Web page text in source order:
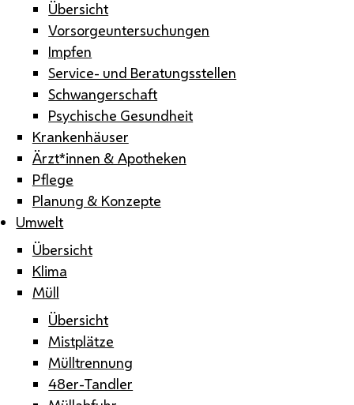
Übersicht
Vorsorgeuntersuchungen
Impfen
Service- und Beratungsstellen
Schwangerschaft
Psychische Gesundheit
Krankenhäuser
Ärzt*innen & Apotheken
Pflege
Planung & Konzepte
Umwelt
Übersicht
Klima
Müll
Übersicht
Mistplätze
Mülltrennung
48er-Tandler